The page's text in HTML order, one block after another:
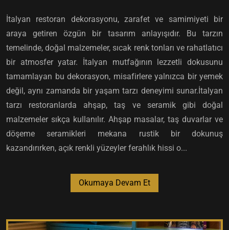
İtalyan restoran dekorasyonu, zarafet ve samimiyeti bir
araya getiren özgün bir tasarım anlayışıdır. Bu tarzın
temelinde, doğal malzemeler, sıcak renk tonları ve rahatlatıcı
bir atmosfer yatar. İtalyan mutfağının lezzetli dokusunu
tamamlayan bu dekorasyon, misafirlere yalnızca bir yemek
değil, aynı zamanda bir yaşam tarzı deneyimi sunar.İtalyan
tarzı restoranlarda ahşap, taş ve seramik gibi doğal
malzemeler sıkça kullanılır. Ahşap masalar, taş duvarlar ve
döşeme seramikleri mekana rustik bir dokunuş
kazandırırken, açık renkli yüzeyler ferahlık hissi o...
Okumaya Devam Et